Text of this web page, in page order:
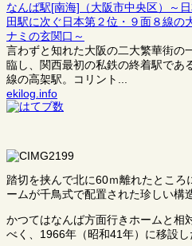
なんば駅[南海]（大阪市中央区）～
田駅に次ぐ日本第２位・９面８線の
ナミの玄関口～
言わずと知れた大阪の二大繁華街の
臨し、関西最初の私鉄の終着駅であ
線の高架駅。コリント...
ekilog.info
踏切を挟んで北に60ｍ離れたところ
ームが千鳥式で配置された珍しい構
かつてはなんば方面行きホームと相
べく、1966年（昭和41年）に移設し